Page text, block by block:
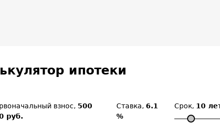
сады,
ипотеки
взнос, 500
руб.
Ставка,6.1
%
Срок, 10